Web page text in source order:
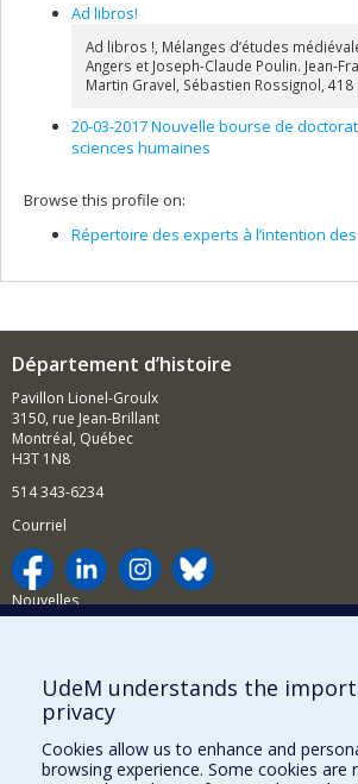
Ad libros!
Ad libros !, Mélanges d’études
Angers et Joseph-Claude Poulin. Jean-
Martin Gravel, Sébastien Rossignol, 418
20-03-2017 Nouvelle bourse de
sciences humaines
Browse this profile on:
Répertoire des experts à l’intention
Département d’histoire
Pavillon Lionel-Groulx
3150, rue Jean-Brillant
Montréal, Québec
H3T 1N8
514 343-6234
Courriel
Nouvelles
Comment soutenir le Département?
BESOIN D'AIDE?
Plan du site
UdeM understands the
privacy
Cookies allow us to enhance and
browsing experience. Some cookies are